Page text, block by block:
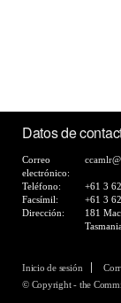
Datos de
Correo
electrónico:
Teléfono:
+61 3
Facsímil:
+61 3
Dirección:
181
Inicio de sesión
© Copyright - the